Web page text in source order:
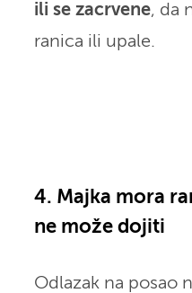
ili se zacrvene, da
ranica ili upale.
4. Majka mora
ne može dojiti
Odlazak na posao